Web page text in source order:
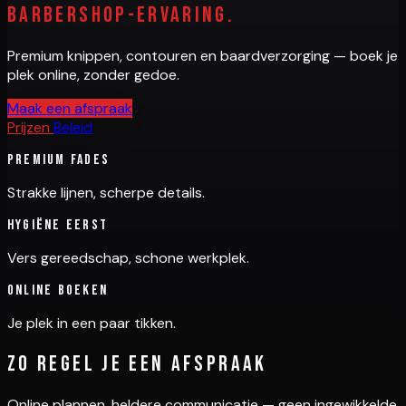
barbershop-ervaring.
Premium knippen, contouren en baardverzorging — boek je
plek online, zonder gedoe.
Maak een afspraak
Prijzen Beleid
Premium fades
Strakke lijnen, scherpe details.
Hygiëne eerst
Vers gereedschap, schone werkplek.
Online boeken
Je plek in een paar tikken.
Zo regel je een afspraak